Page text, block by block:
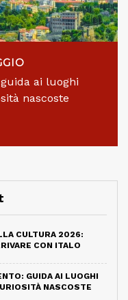
ai luoghi
nascoste
CULTURA 2026:
CON ITALO
GUIDA AI LUOGHI
NASCOSTE